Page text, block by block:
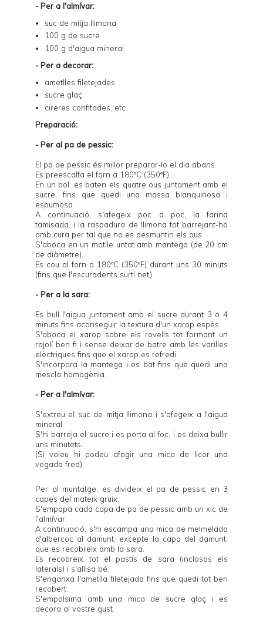
- Per a l'almívar:
suc de mitja llimona
100 g de sucre
100 g d'aigua mineral
- Per a decorar:
ametlles filetejades
sucre glaç
cireres confitades, etc.
Preparació:
- Per al pa de pessic:
El pa de pessic és millor preparar-lo el dia abans.
Es preescalfa el forn a 180ºC (350ºF).
En un bol, es baten els quatre ous juntament amb el
sucre, fins que quedi una massa blanquinosa i
espumosa.
A continuació, s'afegeix poc a poc, la farina
tamisada, i la raspadura de llimona tot barrejant-ho
amb cura per tal que no es desmuntin els ous.
S'aboca en un motlle untat amb mantega (de 20 cm
de diàmetre).
Es cou al forn a 180ºC (350ºF) durant uns 30 minuts
(fins que l'escuradents surti net).
- Per a la sara:
Es bull l'aigua juntament amb el sucre durant 3 o 4
minuts fins aconseguir la textura d'un xarop espès.
S'aboca el xarop sobre els rovells tot formant un
rajolí ben fi i sense deixar de batre amb les varilles
elèctriques fins que el xarop es refredi.
S'incorpora la mantega i es bat fins que quedi una
mescla homogènia.
- Per a l'almívar:
S'extreu el suc de mitja llimona i s'afegeix a l'aigua
mineral.
S'hi barreja el sucre i es porta al foc, i es deixa bullir
uns minutets.
(Si voleu hi podeu afegir una mica de licor una
vegada fred).
Per al muntatge, es divideix el pa de pessic en 3
capes del mateix gruix.
S'empapa cada capa de pa de pessic amb un xic de
l'almívar.
A continuació, s'hi escampa una mica de melmelada
d'albercoc al damunt, excepte la capa del damunt,
que es recobreix amb la sara.
Es recobreix tot el pastís de sara (inclosos els
laterals) i s'allisa bé.
S'enganxa l'ametlla filetejada fins que quedi tot ben
recobert.
S'empolsima amb una mica de sucre glaç i es
decora al vostre gust.